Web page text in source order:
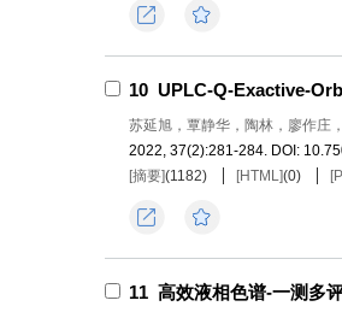
10 UPLC-Q-Exactive-
苏延旭，覃静华，陶林，廖作庄
2022, 37(2):281-284. DOI:
[摘要](1182) [HTML](0)
11 高效液相色谱-一测多